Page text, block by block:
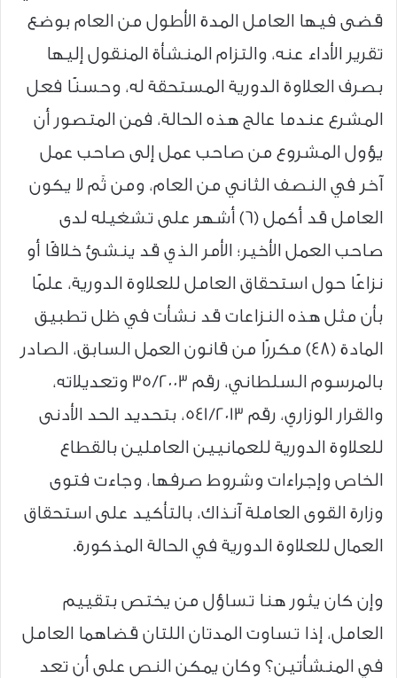
قضى فيها العامل المدة الأطول من العام بوضع
تقرير الأداء عنه، والتزام المنشأة المنقول إليها
بصرف العلاوة الدورية المستحقة له، وحسنًا فعل
المشرع عندما عالج هذه الحالة، فمن المتصور أن
يؤول المشروع من صاحب عمل إلى صاحب عمل
آخر في النصف الثاني من العام، ومن ثَم لا يكون
العامل قد أكمل (6) أشهر على تشغيله لدى
صاحب العمل الأخير؛ الأمر الذي قد ينشئ خلافًا أو
نزاعًا حول استحقاق العامل للعلاوة الدورية، علمًا
بأن مثل هذه النزاعات قد نشأت في ظل تطبيق
المادة (48) مكررًا من قانون العمل السابق، الصادر
بالمرسوم السلطاني، رقم 35/2003 وتعديلاته،
والقرار الوزاري، رقم 541/2013، بتحديد الحد الأدنى
للعلاوة الدورية للعمانيين العاملين بالقطاع
الخاص وإجراءات وشروط صرفها، وجاءت فتوى
وزارة القوى العاملة آنذاك، بالتأكيد على استحقاق
العمال للعلاوة الدورية في الحالة المذكورة.
وإن كان يثور هنا تساؤل من يختص بتقييم
العامل، إذا تساوت المدتان اللتان قضاهما العامل
في المنشأتين؟ وكان يمكن النص على أن تعد